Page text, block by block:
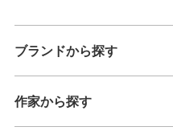
ブランドから探す
作家から探す